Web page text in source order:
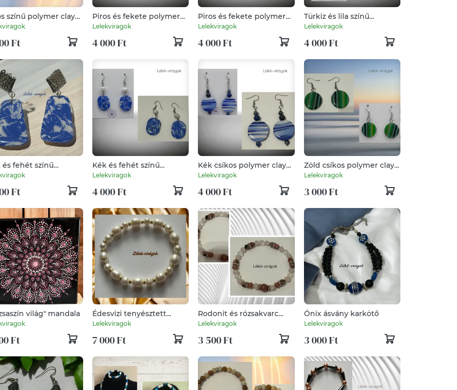
színű polymer clay
Ft
Piros és fekete polymer
clay medálos nyaklánc
Lelekviragok
4 000 Ft
Piros és fekete polymer
clay fülbevaló
Lelekviragok
4 000 Ft
Türkiz és lila színű
polymer clay fülbevaló
Lelekviragok
4 000 Ft
és fehét színű
clay fülbevaló
Ft
Kék és fehét színű
polymer clay fülbevaló
howlittal
Lelekviragok
4 000 Ft
Kék csíkos polymer clay
fülbevaló lapis lazulival
Lelekviragok
4 000 Ft
Zöld csíkos polymer clay
fülbevaló
Lelekviragok
3 000 Ft
világ" mandala
Ft
Édesvizi tenyésztett
gyöngy karkötő_2
Lelekviragok
7 000 Ft
Rodonit és rózsakvarc
ásvány karkötő
Lelekviragok
3 500 Ft
Ónix ásvány karkötő
Lelekviragok
3 000 Ft